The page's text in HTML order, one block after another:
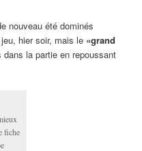
nouveau été dominés
hier soir, mais le «grand
la partie en repoussant
fiche